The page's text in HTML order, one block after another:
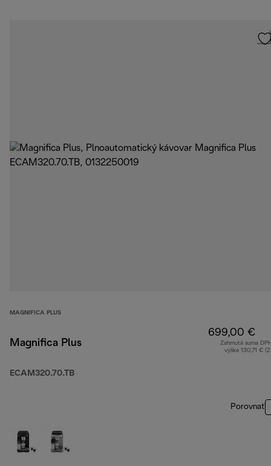
MAGNIFICA PLUS
Magnifica Plus
ECAM320.70.TB
699,00 €
Zahrnutá suma
výške 130,71 €
Porovnať